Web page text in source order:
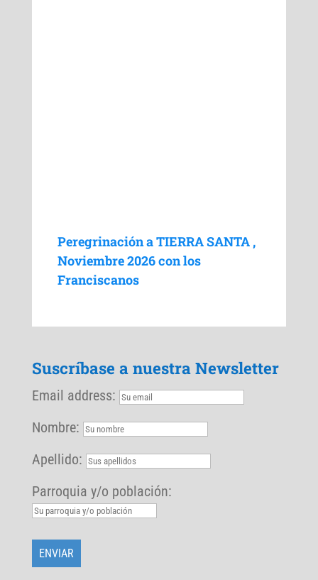
Peregrinación a TIERRA SANTA ,
Noviembre 2026 con los
Franciscanos
Suscríbase a nuestra Newsletter
Email address:
Nombre:
Apellido:
Parroquia y/o población: